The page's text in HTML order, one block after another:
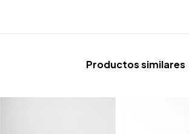
Productos similares